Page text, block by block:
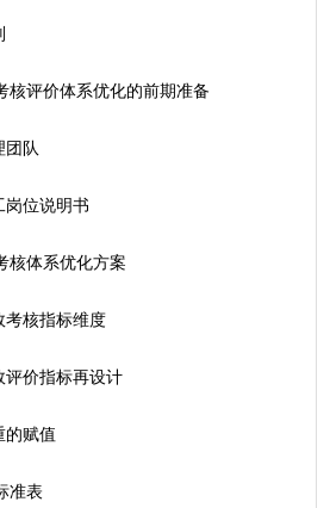
核评价体系优化的前期准备
团队
岗位说明书
核体系优化方案
考核指标维度
评价指标再设计
的赋值
准表